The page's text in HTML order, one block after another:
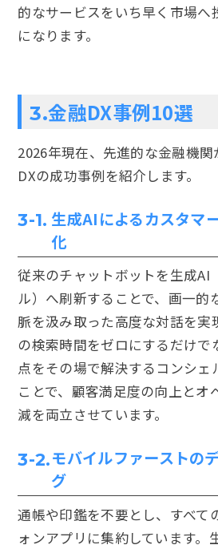
的なサービスをいち早く市場へ
になります。
3.金融DX事例10選
2026年現在、先進的な金融機関
DXの成功事例を紹介します。
3-1. 生成AIによるカスタマ
化
従来のチャットボットを生成AI
ル）へ刷新することで、画一的
脈を汲み取った高度な対話を実
の検索時間をゼロにするだけで
点をその場で解決するコンシェ
ことで、顧客満足度の向上とオ
減を両立させています。
3-2.モバイルファーストの
グ
通帳や印鑑を不要とし、すべて
ォンアプリに集約しています。